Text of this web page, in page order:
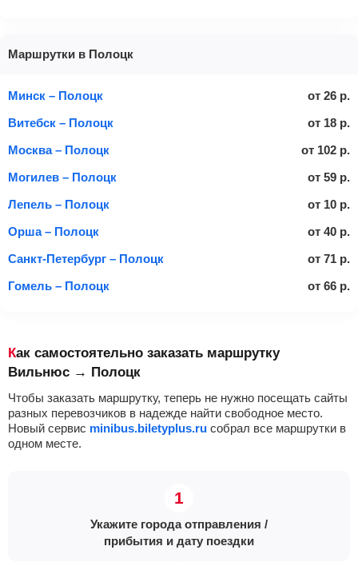
Маршрутки в Полоцк
Минск – Полоцк от 26 р.
Витебск – Полоцк
от 18 р.
Москва – Полоцк
от 102 р.
Могилев – Полоцк
от 59 р.
Лепель – Полоцк
от 10 р.
Орша – Полоцк
от 40 р.
Санкт-Петербург – Полоцк
от 71 р.
Гомель – Полоцк
от 66 р.
Как самостоятельно заказать маршрутку
Вильнюс → Полоцк
Чтобы заказать маршрутку, теперь не нужно посещать сайты
разных перевозчиков в надежде найти свободное место.
Новый сервис minibus.biletyplus.ru собрал все маршрутки в
одном месте.
Укажите города отправления /
прибытия и дату поездки